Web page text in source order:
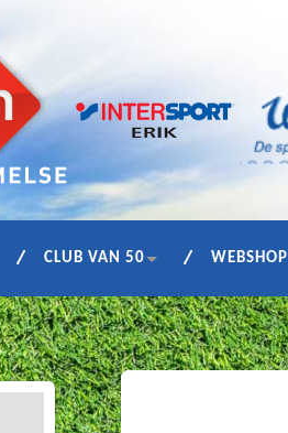
CLUB VAN 50 WEBSHOP